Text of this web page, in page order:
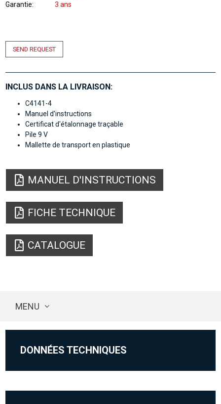
Garantie
3 ans
SEND REQUEST
INCLUS DANS LA LIVRAISON:
C4141-4
Manuel d'instructions
Certificat d'étalonnage traçable
Pile 9 V
Mallette de transport en plastique
MANUEL D'INSTRUCTIONS
FICHE TECHNIQUE
CATALOGUE
MENU
DONNÉES TECHNIQUES